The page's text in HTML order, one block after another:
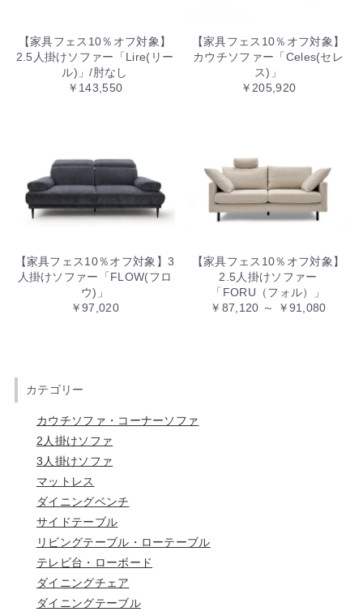
【家具フェス10％オフ対象】
2.5人掛けソファー「Lire(リー
ル)」/肘なし
￥143,550
【家具フェス10％オフ対象】
カウチソファー「Celes(セレ
ス)」
￥205,920
【家具フェス10％オフ対象】3
人掛けソファー「FLOW(フロ
ウ)」
￥97,020
【家具フェス10％オフ対象】
2.5人掛けソファー
「FORU（フォル）」
￥87,120 ～ ￥91,080
カテゴリー
カウチソファ・コーナーソファ
2人掛けソファ
3人掛けソファ
マットレス
ダイニングベンチ
サイドテーブル
リビングテーブル・ローテーブル
テレビ台・ローボード
ダイニングチェア
ダイニングテーブル